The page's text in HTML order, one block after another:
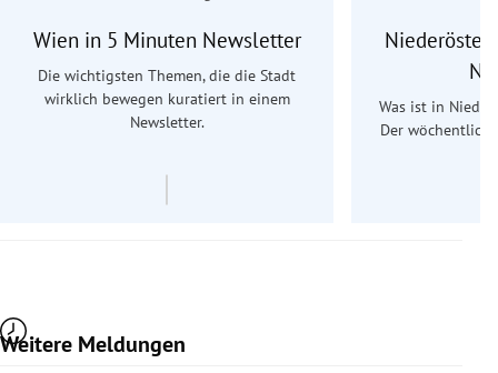
Wien in 5 Minuten Newsletter
Die wichtigsten Themen, die die Stadt
wirklich bewegen kuratiert in einem
Newsletter.
Was ist in
Der
Weitere Meldungen